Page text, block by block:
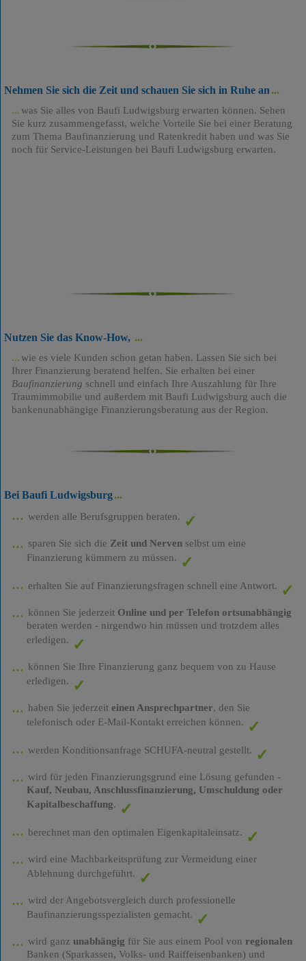
Nehmen Sie sich die Zeit und schauen Sie sich in Ruhe an
was Sie alles von Baufi Ludwigsburg erwarten können. Sehen
Sie kurz zusammengefasst, welche Vorteile Sie bei einer Beratung
zum Thema Baufinanzierung und Ratenkredit haben und was Sie
noch für Service-Leistungen bei Baufi Ludwigsburg erwarten.
Nutzen Sie das Know-How,
wie es viele Kunden schon getan haben. Lassen Sie sich bei
Ihrer Finanzierung beratend helfen. Sie erhalten bei einer
Baufinanzierung schnell und einfach Ihre Auszahlung für Ihre
Traumimmobilie und außerdem mit Baufi Ludwigsburg auch die
bankenunabhängige Finanzierungsberatung aus der Region.
Bei Baufi Ludwigsburg
werden alle Berufsgruppen beraten.
sparen Sie sich die Zeit und Nervenselbst um eine
Finanzierung kümmern zu müssen.
erhalten Sie auf Finanzierungsfragen schnell eine Antwort.
können Sie jederzeit Online und per Telefon ortsunabhängig
beraten werden - nirgendwo hin müssen und trotzdem alles
erledigen.
können Sie Ihre Finanzierung ganz bequem von zu Hause
erledigen.
haben Sie jederzeit einen Ansprechpartner, den Sie
telefonisch oder E-Mail-Kontakt erreichen können.
werden Konditionsanfrage SCHUFA-neutral gestellt.
wird für jeden Finanzierungsgrund eine Lösung gefunden -
Kauf, Neubau, Anschlussfinanzierung, Umschuldung oder
Kapitalbeschaffung.
berechnet man den optimalen Eigenkapitaleinsatz.
wird eine Machbarkeitsprüfung zur Vermeidung einer
Ablehnung durchgeführt.
wird der Angebotsvergleich durch professionelle
Baufinanzierungsspezialisten gemacht.
wird ganz unabhängig für Sie aus einem Pool von regionalen
Banken (Sparkassen, Volks- und Raiffeisenbanken) und